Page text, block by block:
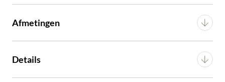
Afmetingen
Diepte 200 cm
Details
OF VERDER WINKELEN